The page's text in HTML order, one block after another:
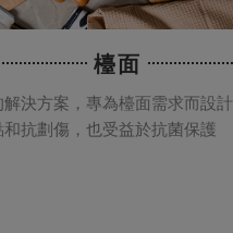
檯面
解決方案，專為檯面需求而設計
抗劃傷，也受益於抗菌保護